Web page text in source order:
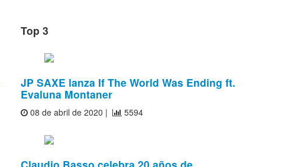
Top 3
JP SAXE lanza If The World Was Ending ft.
Evaluna Montaner
08 de abril de 2020 | 5594